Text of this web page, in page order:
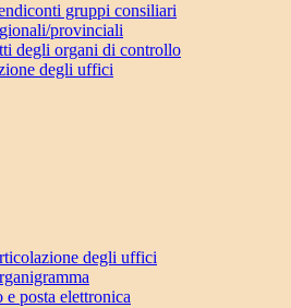
gruppi consiliari
provinciali
degli organi di controllo
degli uffici
degli uffici
e posta elettronica